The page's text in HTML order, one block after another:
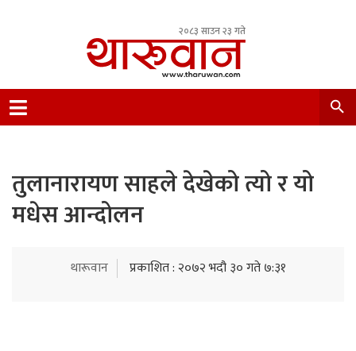
२०८३ साउन २३ गते
Nepal.
तुलानारायण साहले देखेको त्यो र यो
मधेस आन्दोलन
थारूवान प्रकाशित : २०७२ भदौ ३० गते ७:३१